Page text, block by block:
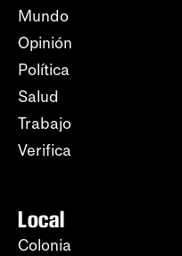
Mundo
Opinión
Política
Salud
Trabajo
Verifica
Local
Colonia